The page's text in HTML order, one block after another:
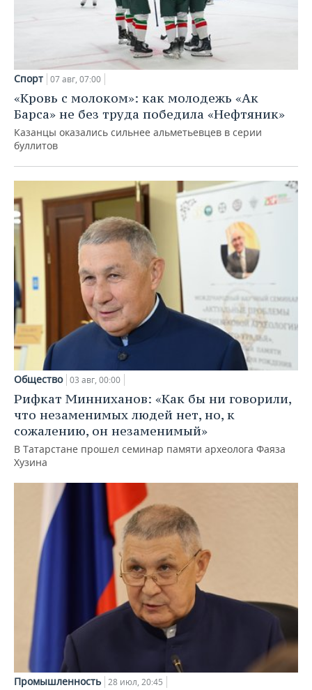
Спорт 07 авг, 07:00
«Кровь с молоком»: как молодежь «Ак
Барса» не без труда победила «Нефтяник»
Казанцы оказались сильнее альметьевцев в серии
буллитов
Общество 03 авг, 00:00
Рифкат Минниханов: «Как бы ни говорили,
что незаменимых людей нет, но, к
сожалению, он незаменимый»
В Татарстане прошел семинар памяти археолога Фаяза
Хузина
Промышленность 28 июл, 20:45